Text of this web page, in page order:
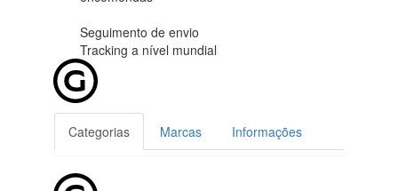
Seguimento de envio
Tracking a nível mundial
Categorias Marcas Informações